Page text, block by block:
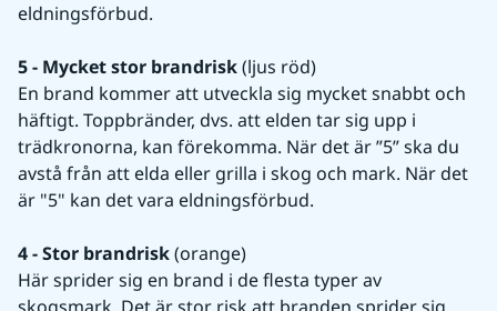
eldningsförbud.
5 - Mycket stor brandrisk (ljus röd)
En brand kommer att utveckla sig mycket snabbt och
häftigt. Toppbränder, dvs. att elden tar sig upp i
trädkronorna, kan förekomma. När det är ”5” ska du
avstå från att elda eller grilla i skog och mark. När det
är "5" kan det vara eldningsförbud.
4 - Stor brandrisk (orange)
Här sprider sig en brand i de flesta typer av